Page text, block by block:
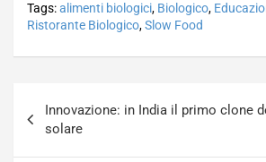
Tags:alimenti biologici, Biologico,
Ristorante Biologico,Slow Food
articoli
Innovazione: in India il primo clone
solare